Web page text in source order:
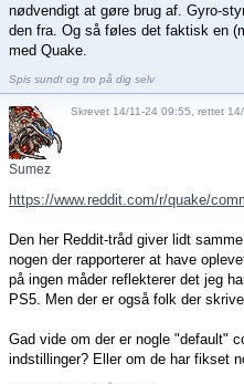
nødvendigt at gøre brug af. Gyro-
den fra. Og så føles det faktisk en
med Quake.
Spis sundt og tro på dig selv
Sumez
Skrevet 14/11-24 09:55, rettet
https://www.reddit.com/r/quake/
Den her Reddit-tråd giver lidt
nogen der rapporterer at have
på ingen måder reflekterer det jeg
PS5. Men der er også folk der
Gad vide om der er nogle "default"
indstillinger? Eller om de har fikset